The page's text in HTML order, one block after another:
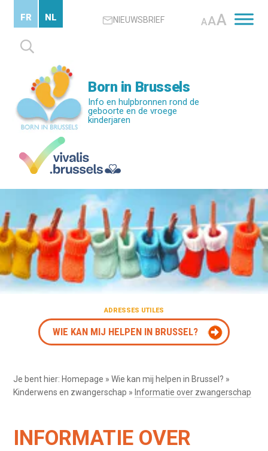
content
NIEUWSBRIEF AAA
Zoeken
naar:
FR NL
Born in Brussels
Info en hulpbronnen rond de
geboorte en de vroege
kinderjaren
ADRESSES UTILES
WIE KAN MIJ HELPEN IN BRUSSEL?
Je bent hier: Homepage »Wie kan mij helpen in Brussel? »
Kinderwens en zwangerschap » Informatie over zwangerschap
INFORMATIE OVER